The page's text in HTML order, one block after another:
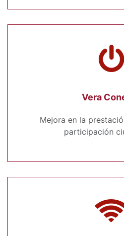
Vera
Mejora en la
participación